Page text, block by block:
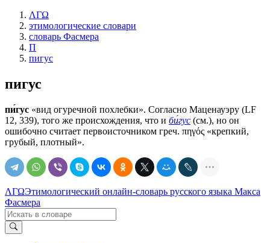
ΛΓΩ
этимологические словари
словарь Фасмера
П
пигус
пигус
пи́гус «вид огуречной похлебки». Согласно Маценауэру (LF
12, 339), того же происхождения, что и би́гус (см.), но он
ошибочно считает первоисточником греч. πηγός «крепкий,
грубый, плотный».
ΛΓΩЭтимологический онлайн-словарь русского языка Макса
Фасмера